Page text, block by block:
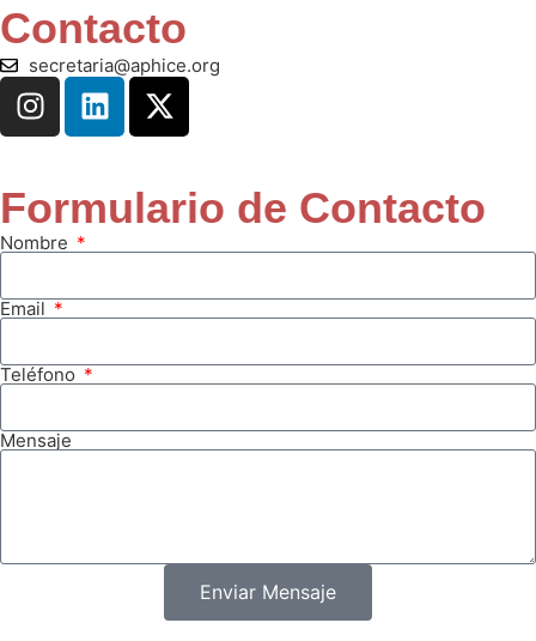
Contacto
secretaria@aphice.org
Formulario de Contacto
Nombre
Email
Teléfono
Mensaje
Enviar Mensaje